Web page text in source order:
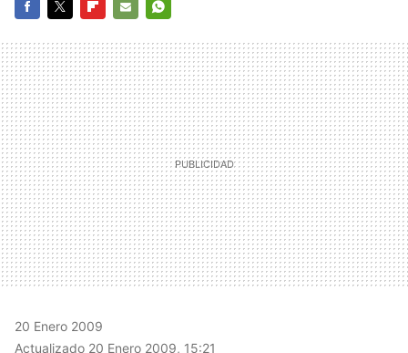
MAIL
20 Enero 2009
Actualizado 20 Enero 2009, 15:21